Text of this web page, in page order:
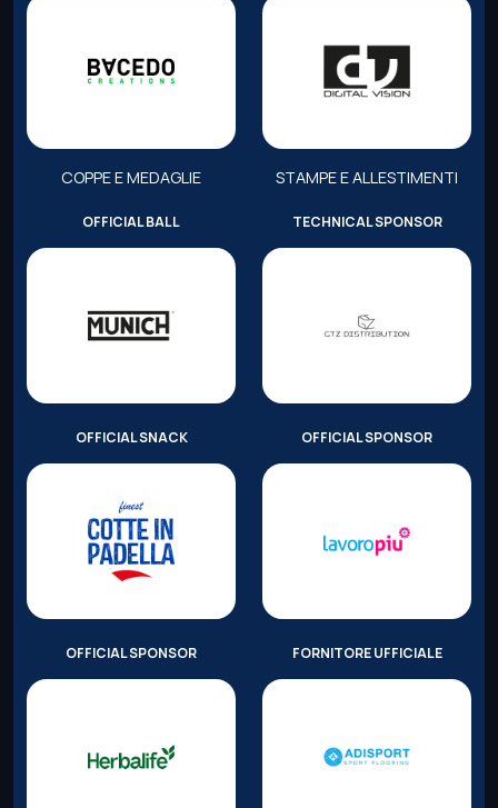
COPPE E MEDAGLIE STAMPE E ALLESTIMENTI
OFFICIAL BALL TECHNICAL SPONSOR
OFFICIAL SNACK OFFICIAL SPONSOR
OFFICIAL SPONSOR FORNITORE UFFICIALE